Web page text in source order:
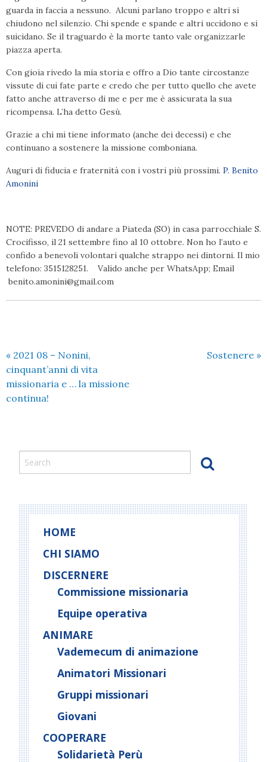
guarda in faccia a nessuno. Alcuni parlano troppo e altri si
chiudono nel silenzio. Chi spende e spande e altri uccidono e si
suicidano. Se il traguardo è la morte tanto vale organizzarle
piazza aperta.
Con gioia rivedo la mia storia e offro a Dio tante circostanze
vissute di cui fate parte e credo che per tutto quello che avete
fatto anche attraverso di me e per me è assicurata la sua
ricompensa. L’ha detto Gesù.
Grazie a chi mi tiene informato (anche dei decessi) e che
continuano a sostenere la missione comboniana.
Auguri di fiducia e fraternità con i vostri più prossimi. P. Benito
Amonini
NOTE: PREVEDO di andare a Piateda (SO) in casa parrocchiale S.
Crocifisso, il 21 settembre fino al 10 ottobre. Non ho l’auto e
confido a benevoli volontari qualche strappo nei dintorni. Il mio
telefono: 3515128251. Valido anche per WhatsApp; Email
benito.amonini@gmail.com
« 2021 08 – Nonini,
cinquant’anni di vita
missionaria e … la missione
continua!
Sostenere »
HOME
CHI SIAMO
DISCERNERE
Commissione missionaria
Equipe operativa
ANIMARE
Vademecum di animazione
Animatori Missionari
Gruppi missionari
Giovani
COOPERARE
Solidarietà Perù